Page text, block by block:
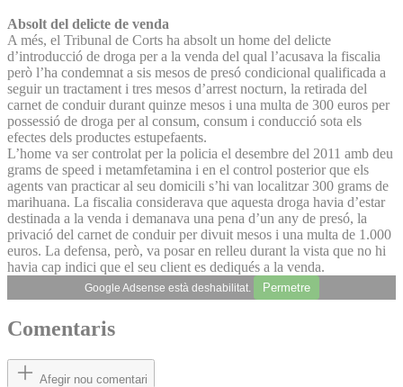
Absolt del delicte de venda
A més, el Tribunal de Corts ha absolt un home del delicte
d’introducció de droga per a la venda del qual l’acusava la fiscalia
però l’ha condemnat a sis mesos de presó condicional qualificada a
seguir un tractament i tres mesos d’arrest nocturn, la retirada del
carnet de conduir durant quinze mesos i una multa de 300 euros per
possessió de droga per al consum, consum i conducció sota els
efectes dels productes estupefaents.
L’home va ser controlat per la policia el desembre del 2011 amb deu
grams de speed i metamfetamina i en el control posterior que els
agents van practicar al seu domicili s’hi van localitzar 300 grams de
marihuana. La fiscalia considerava que aquesta droga havia d’estar
destinada a la venda i demanava una pena d’un any de presó, la
privació del carnet de conduir per divuit mesos i una multa de 1.000
euros. La defensa, però, va posar en relleu durant la vista que no hi
havia cap indici que el seu client es dediqués a la venda.
Google Adsense està deshabilitat. Permetre
Comentaris
Afegir nou comentari